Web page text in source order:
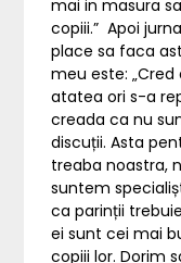
mai in masura
copiii.” Apoi
place sa faca
meu este:
atatea ori s-a
creada ca nu
discuții. Asta
treaba noastra,
suntem
ca parinții
ei sunt cei mai
copiii lor. Dorim